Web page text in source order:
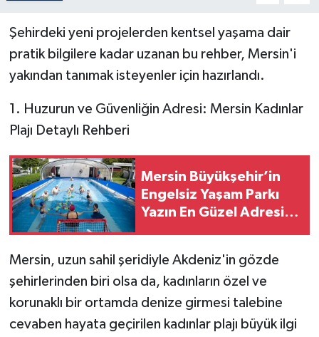
Şehirdeki yeni projelerden kentsel yaşama dair
pratik bilgilere kadar uzanan bu rehber, Mersin'i
yakından tanımak isteyenler için hazırlandı.
1. Huzurun ve Güvenliğin Adresi: Mersin Kadınlar
Plajı Detaylı Rehberi
Mersin Büyükşehir’in
Engelsiz Yaşam Parkı
Yazın En Güzel Adresi
Mersin, uzun sahil şeridiyle Akdeniz'in gözde
şehirlerinden biri olsa da, kadınların özel ve
korunaklı bir ortamda denize girmesi talebine
cevaben hayata geçirilen kadınlar plajı büyük ilgi